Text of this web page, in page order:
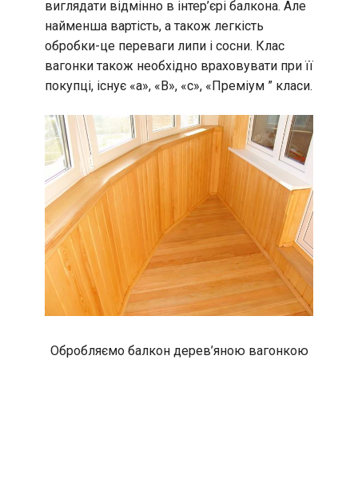
виглядати відмінно в інтер’єрі балкона. Але
найменша вартість, а також легкість
обробки-це переваги липи і сосни. Клас
вагонки також необхідно враховувати при її
покупці, існує «а», «В», «с», «Преміум ” класи.
Обробляємо балкон дерев’яною вагонкою